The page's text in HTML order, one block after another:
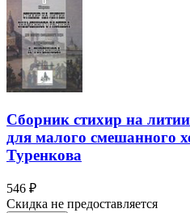
Сборник стихир на
для малого смешанного
Туренкова
546 ₽
Скидка не предоставляется